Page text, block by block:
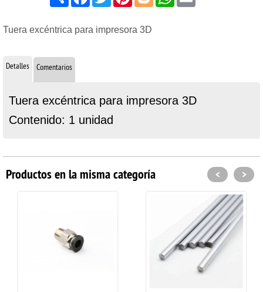
Tuera excéntrica para impresora 3D
Detalles Comentarios
Tuera excéntrica para impresora 3D
Contenido: 1 unidad
Productos en la misma categoría < >